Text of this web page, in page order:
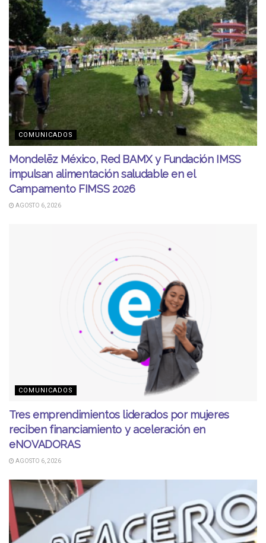
COMUNICADOS
Mondelēz México, Red BAMX y Fundación IMSS
impulsan alimentación saludable en el
Campamento FIMSS 2026
AGOSTO 6, 2026
COMUNICADOS
Tres emprendimientos liderados por mujeres
reciben financiamiento y aceleración en
eNOVADORAS
AGOSTO 6, 2026